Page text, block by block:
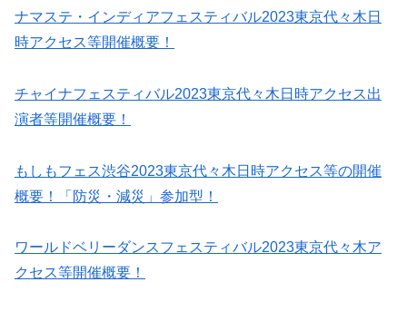
ナマステ・インディアフェスティバル2023東京代々木日
時アクセス等開催概要！
チャイナフェスティバル2023東京代々木日時アクセス出
演者等開催概要！
もしもフェス渋谷2023東京代々木日時アクセス等の開催
概要！「防災・減災」参加型！
ワールドベリーダンスフェスティバル2023東京代々木ア
クセス等開催概要！